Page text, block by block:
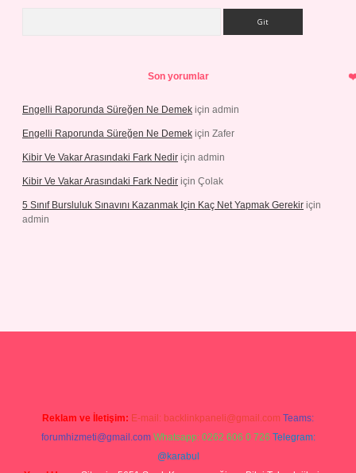
Son yorumlar
Engelli Raporunda Süreğen Ne Demek için admin
Engelli Raporunda Süreğen Ne Demek için Zafer
Kibir Ve Vakar Arasındaki Fark Nedir için admin
Kibir Ve Vakar Arasındaki Fark Nedir için Çolak
5 Sınıf Bursluluk Sınavını Kazanmak Için Kaç Net Yapmak Gerekir için
admin
Reklam ve İletişim: E-mail: backlinkpaneli@gmail.com Teams:
forumhizmeti@gmail.com Whatsapp: 0262 606 0 726 Telegram:
@karabul